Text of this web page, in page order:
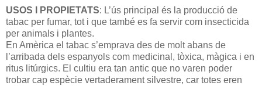
USOS I PROPIETATS: L’ús principal és la producció de
tabac per fumar, tot i que també es fa servir com insecticida
per animals i plantes.
En Amèrica el tabac s’emprava des de molt abans de
l’arribada dels espanyols com medicinal, tòxica, màgica i en
ritus litúrgics. El cultiu era tan antic que no varen poder
trobar cap espècie vertaderament silvestre, car totes eren